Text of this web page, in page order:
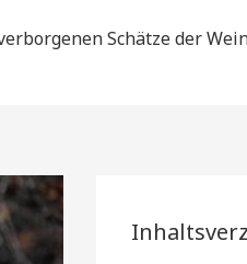
Schätze der